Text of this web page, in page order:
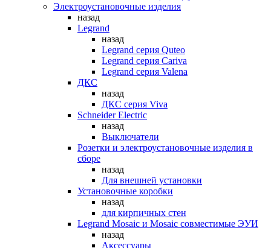
Электроустановочные изделия
назад
Legrand
назад
Legrand серия Quteo
Legrand серия Cariva
Legrand серия Valena
ДКС
назад
ДКС серия Viva
Schneider Electric
назад
Выключатели
Розетки и электроустановочные изделия в
сборе
назад
Для внешней установки
Установочные коробки
назад
для кирпичных стен
Legrand Mosaic и Mosaic совместимые ЭУИ
назад
Аксессуары